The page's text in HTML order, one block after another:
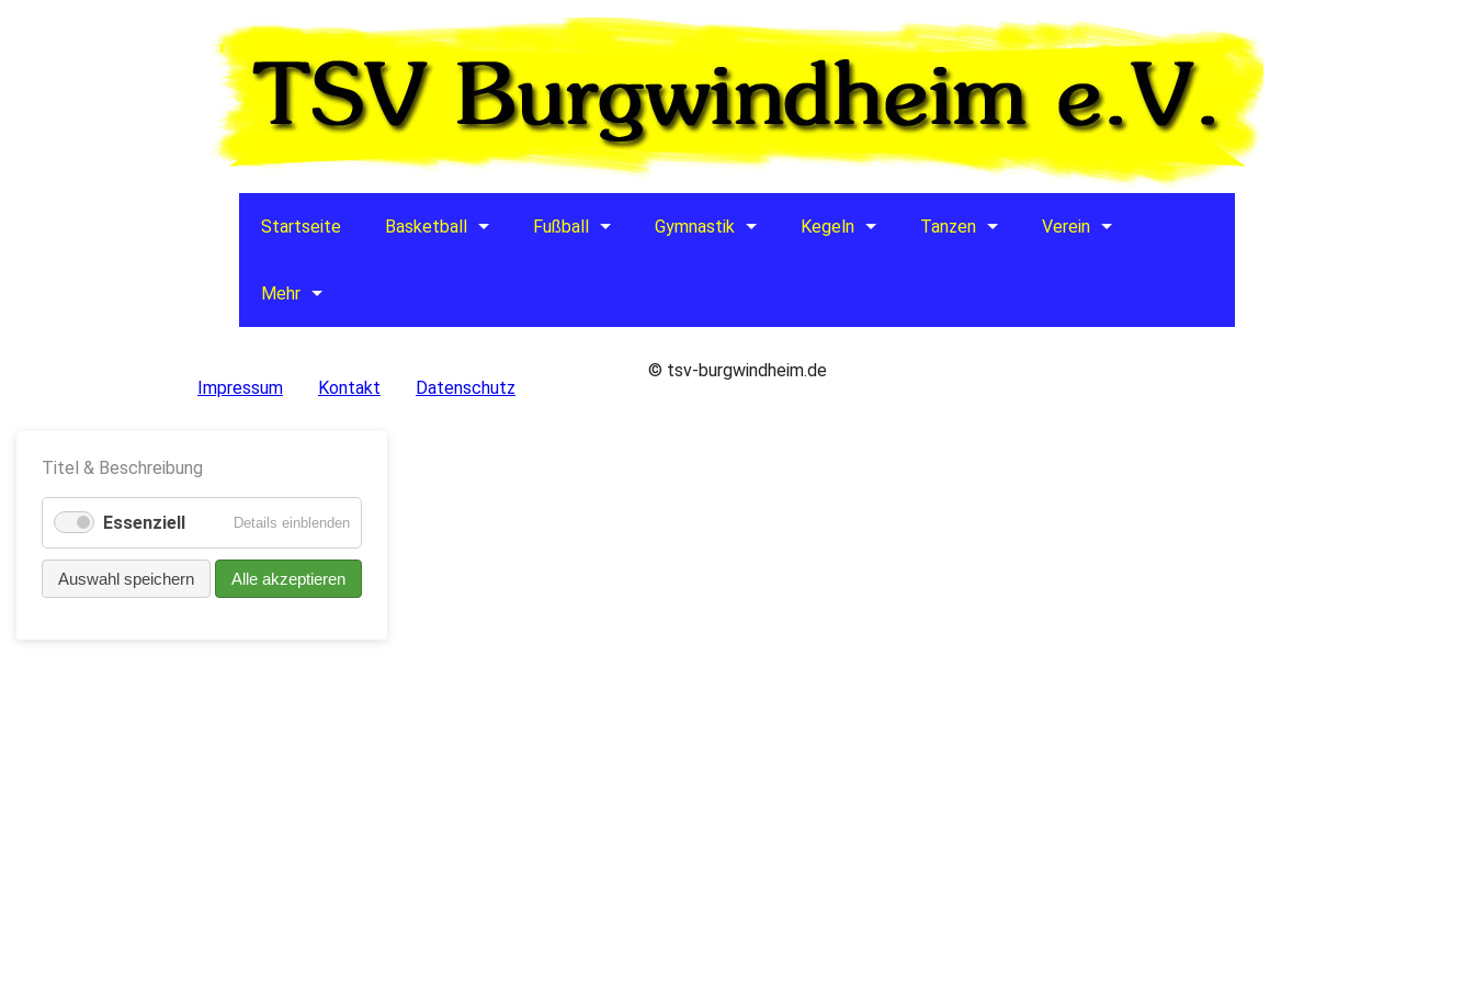
Startseite Basketball Fußball Gymnastik Kegeln Tanzen Verein
Mehr
© tsv-burgwindheim.de
Impressum
Kontakt Datenschutz
Titel & Beschreibung
Essenziell Details einblendenfür
Essenziell
Auswahl speichern Alle akzeptieren